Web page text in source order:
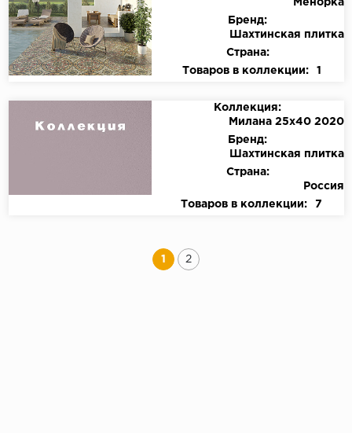
Менорка
Бренд:
Шахтинская плитка
Страна:
Товаров в коллекции:
1
Коллекция:
Милана 25х40 2020
Бренд:
Шахтинская плитка
Страна:
Россия
Товаров в коллекции:
7
1 2